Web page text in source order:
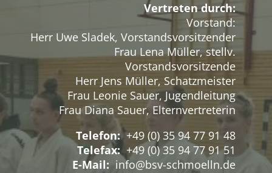
Vertreten durch:
Vorstand:
Herr Uwe Sladek, Vorstandsvorsitzender
Frau Lena Müller, stellv.
Vorstandsvorsitzende
Herr Jens Müller, Schatzmeister
Frau Leonie Sauer, Jugendleitung
Frau Diana Sauer, Elternvertreterin
Telefon:+49 (0) 35 94 77 91 48
Telefax: +49 (0) 35 94 77 91 51
E-Mail: info@bsv-schmoelln.de